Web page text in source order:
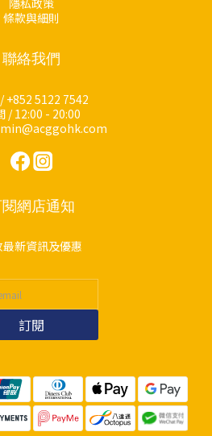
隱私政策
條款與細則
聯絡我們
+852 5122 7542
/ 12:00 - 20:00
網店通知
最新資訊及優惠
訂閱